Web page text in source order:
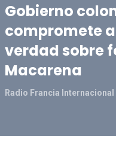
Gobierno
compromete
verdad sobre
Macarena
Radio Francia Internacional